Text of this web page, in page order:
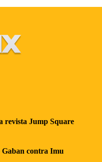
revista Jump Square
Gaban contra Imu